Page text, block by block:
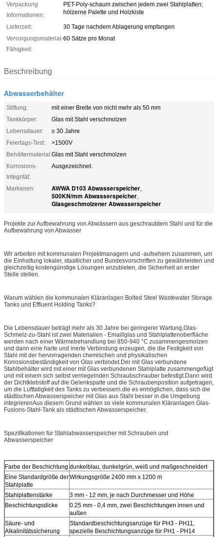
Verpackung
Informationen:
PET-Poly-schaum zwischen jedem zwei Stahlplatten;
hölzerne Palette und Holzkiste
Lieferzeit:
30 Tage nachdem Ablagerung empfangen
Versorgungsmaterial-
Fähigkeit:
60 Sätze pro Monat
Beschreibung
Abwasserbehälter
Stiftung:
mit einer Breite von nicht mehr als 50 mm
Tankkörper:
Glas mit Stahl verschmolzen
Lebensdauer:
≥ 30 Jahre
Feiertags-Test:
>1500V
Behältermaterial:Glas mit Stahl verschmolzen
Korrosions-
Integrität:
Ausgezeichnet.
Markieren: AWWA D103 Abwasserspeicher,
500KN/mm Abwasserspeicher,
Glasgeschmolzener Abwasserspeicher
Projekte zur Aufbewahrung von Abwässern aus geschraubtem Stahl und für die
Aufbewahrung von Abwasser
Wir arbeiten mit kommunalen Projektmanagern und -aufsehern zusammen, um
die Einhaltung lokaler, staatlicher und Bundesvorschriften zu gewährleisten und
gleichzeitig kostengünstige Lösungen anzubieten, die Sicherheit an erster
Stelle stellen.
Warum wählen die kommunalen Kläranlagen Bolted Steel Wastewater Storage
Tanks und Effluent Holding Tanks?
Die Lebensdauer beträgt mehr als 30 Jahre bei geringerer Wartung,Glas-
Schmelz-zu-Stahl ist zwei Materialien - Emaillglas und Stahlplattenoberfläche
werden nach einer Wärmebehandlung bei 850-940 °C zusammengesmolzen
und dann eine harte und inerte Verbindung erzeugen, die die Festigkeit von
Stahl mit der hervorragenden chemischen und physikalischen
Korrosionsbeständigkeit von Glas verbindet.Der mit Glas verbundene
Stahlbehälter wird mit einer mit Glas verbundenen Stahlplatte zusammengefügt
und mit einem sich selbst verriegelnden Schraubschrauber befestigt.Dann wird
der Dichtklebstoff auf die Gelenkspalte und die Schraubenposition aufgetragen,
um die Lufttatigkeit des Tanks zu verbessern.die es ermöglichen, dass sich die
städtischen Abwasserspeicher mit Glas aus Stahl besser in die Umgebung
integrierenAus diesem Grund wählen so viele kommunalen Kläranlagen Glas-
Fusions-Stahl-Tank als städtischen Abwasserspeicher.
Spezifikationen für Stahlabwasserspeicher mit Schrauben und
Abwasserspeicher
Farbe der Beschichtung dunkelblau, dunkelgrün, weiß und maßgeschneidert
Eine Standardgröße der
Stahlplatte
Wirkungsgröße 2400 mm x 1200 m
Stahlplattenstärke
3 mm - 12 mm, je nach Durchmesser und Höhe
Beschichtungsdicke
0.25 mm - 0,4 mm, zwei Beschichtungen innen und
außen
Säure- und
Alkalinitätssicherung
Standardbeschichtungsanzüge für PH3 - PH11,
spezielle Beschichtungsanzüge für PH1 - PH14